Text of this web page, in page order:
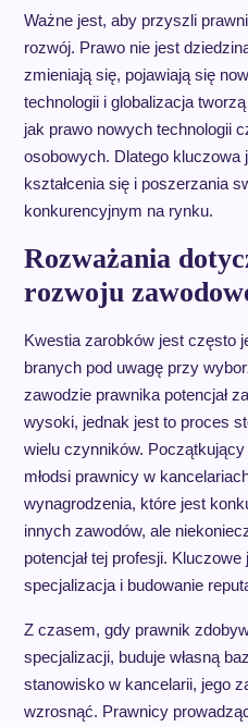
Ważne jest, aby przyszli
rozwój. Prawo nie jest
zmieniają się, pojawiają się
technologii i globalizacja
jak prawo nowych technologii
osobowych. Dlatego kluczowa
kształcenia się i poszerzania
konkurencyjnym na rynku.
Rozważania
rozwoju
Kwestia zarobków jest często
branych pod uwagę przy
zawodzie prawnika potencjał
wysoki, jednak jest to proces
wielu czynników.
młodsi prawnicy w
wynagrodzenia, które jest
innych zawodów, ale
potencjał tej profesji.
specjalizacja i budowanie
Z czasem, gdy prawnik
specjalizacji, buduje własną
stanowisko w kancelarii, jego
wzrosnąć. Prawnicy